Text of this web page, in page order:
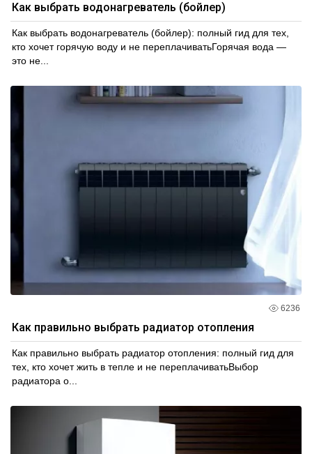
Как выбрать водонагреватель (бойлер)
Как выбрать водонагреватель (бойлер): полный гид для тех,
кто хочет горячую воду и не переплачиватьГорячая вода —
это не...
6236
Как правильно выбрать радиатор отопления
Как правильно выбрать радиатор отопления: полный гид для
тех, кто хочет жить в тепле и не переплачиватьВыбор
радиатора о...